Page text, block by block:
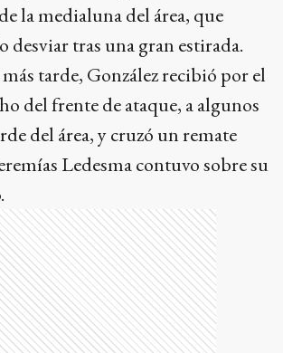
la medialuna del área, que
desviar tras una gran estirada.
tarde, González recibió por el
del frente de ataque, a algunos
del área, y cruzó un remate
Ledesma contuvo sobre su